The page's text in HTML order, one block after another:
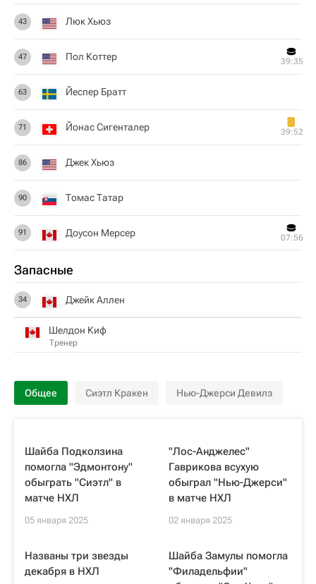
43 Люк Хьюз
47 Пол Коттер 39:35
63 Йеспер Братт
71 Йонас Сигенталер 39:52
86 Джек Хьюз
90 Томас Татар
91 Доусон Мерсер 07:56
Запасные
34 Джейк Аллен
Шелдон Киф
Тренер
Общее Сиэтл Кракен Нью-Джерси Девилз
Шайба Подколзина
помогла "Эдмонтону"
обыграть "Сиэтл" в
матче НХЛ
05 января 2025
"Лос-Анджелес"
Гаврикова всухую
обыграл "Нью-Джерси"
в матче НХЛ
02 января 2025
Названы три звезды
декабря в НХЛ
Шайба Замулы помогла
"Филадельфии"